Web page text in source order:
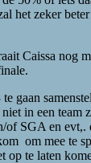
het zeker
Caissa nog
gaan
in een
SGA en
mee te
op te laten